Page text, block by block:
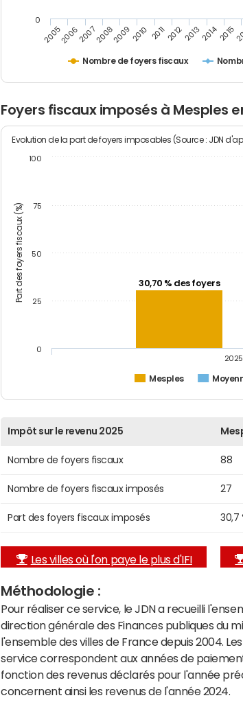
Nombre de foyers fiscaux
200520062007200820092010 20112012201320142015
0
Foyers fiscaux imposés à Mesples
Part des foyers fiscaux (%)
Evolution de la part de foyers imposables (Source : JDN
30,70 % des foyers
Mesples
2025
0
25
50
75
100
Impôt sur le revenu 2025
Nombre de foyers fiscaux 88
Nombre de foyers fiscaux imposés 27
Part des foyers fiscaux imposés 30,7
Les villes où l'on paye le plus d'IFI
Méthodologie :
Pour réaliser ce service, le JDN a recueilli
direction générale des Finances publiques du
l'ensemble des villes de France depuis 2004.
service correspondent aux années de
fonction des revenus déclarés pour l'année
concernent ainsi les revenus de l'année 2024.